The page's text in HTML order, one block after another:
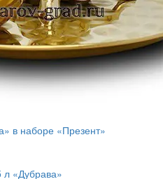
в наборе «Презент»